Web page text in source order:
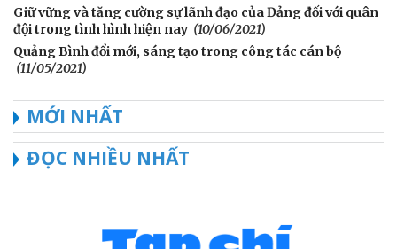
Giữ vững và tăng cường sự lãnh đạo của Đảng đối với quân
đội trong tình hình hiện nay (10/06/2021)
Quảng Bình đổi mới, sáng tạo trong công tác cán bộ
(11/05/2021)
MỚI NHẤT
ĐỌC NHIỀU NHẤT